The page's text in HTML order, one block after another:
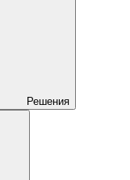
Решения